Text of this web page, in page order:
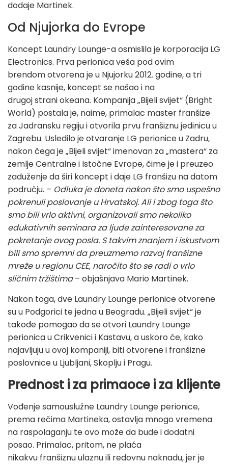
dodaje Martinek.
Od Njujorka do Evrope
Koncept Laundry Lounge-a osmislila je korporacija LG
Electronics. Prva perionica veša pod ovim
brendom otvorena je u Njujorku 2012. godine, a tri
godine kasnije, koncept se našao i na
drugoj strani okeana. Kompanija „Bijeli svijet“ (Bright
World) postala je, naime, primalac master franšize
za Jadransku regiju i otvorila prvu franšiznu jedinicu u
Zagrebu. Usledilo je otvaranje LG perionice u Zadru,
nakon čega je „Bijeli svijet“ imenovan za „mastera“ za
zemlje Centralne i Istočne Evrope, čime je i preuzeo
zaduženje da širi koncept i daje LG franšizu na datom
području. – Odluka je doneta nakon što smo uspešno
pokrenuli poslovanje u Hrvatskoj. Ali i zbog toga što
smo bili vrlo aktivni, organizovali smo nekoliko
edukativnih seminara za ljude zainteresovane za
pokretanje ovog posla. S takvim znanjem i iskustvom
bili smo spremni da preuzmemo razvoj franšizne
mreže u regionu CEE, naročito što se radi o vrlo
sličnim tržištima– objašnjava Mario Martinek.
Nakon toga, dve Laundry Lounge perionice otvorene
su u Podgorici te jedna u Beogradu. „Bijeli svijet“ je
takođe pomogao da se otvori Laundry Lounge
perionica u Crikvenici i Kastavu, a uskoro će, kako
najavljuju u ovoj kompaniji, biti otvorene i franšizne
poslovnice u Ljubljani, Skoplju i Pragu.
Prednost i za primaoce i za klijente
Vođenje samouslužne Laundry Lounge perionice,
prema rečima Martineka, ostavlja mnogo vremena
na raspolaganju te ovo može da bude i dodatni
posao. Primalac, pritom, ne plaća
nikakvu franšiznu ulaznu ili redovnu naknadu, jer je